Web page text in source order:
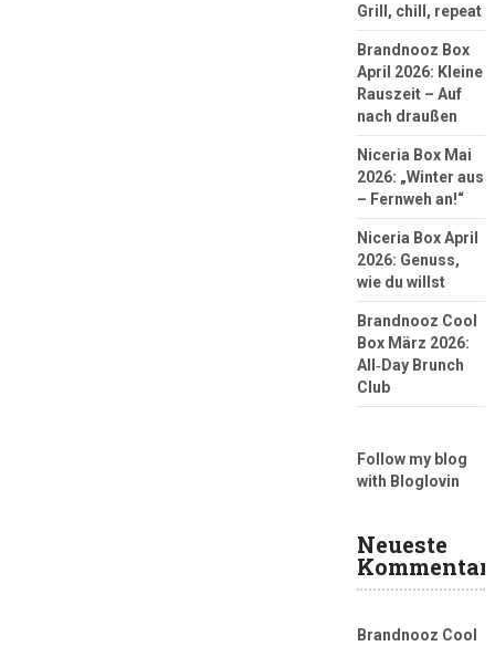
Grill, chill, repeat
Brandnooz Box
April 2026: Kleine
Rauszeit – Auf
nach draußen
Niceria Box Mai
2026: „Winter aus
– Fernweh an!“
Niceria Box April
2026: Genuss,
wie du willst
Brandnooz Cool
Box März 2026:
All‑Day Brunch
Club
Follow my blog
with Bloglovin
Neueste
Brandnooz Cool